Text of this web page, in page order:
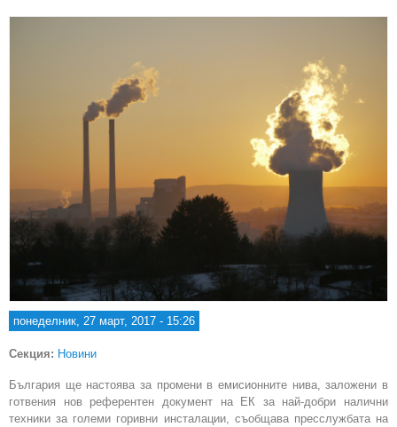
понеделник, 27 март, 2017 - 15:26
Секция: Новини
България ще настоява за промени в емисионните нива, заложени в
готвения нов референтен документ на ЕК за най-добри налични
техники за големи горивни инсталации, съобщава пресслужбата на